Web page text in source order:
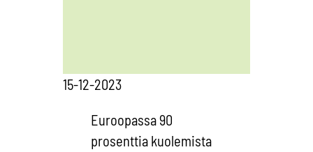
15-12-2023
Euroopassa 90
prosenttia kuolemista